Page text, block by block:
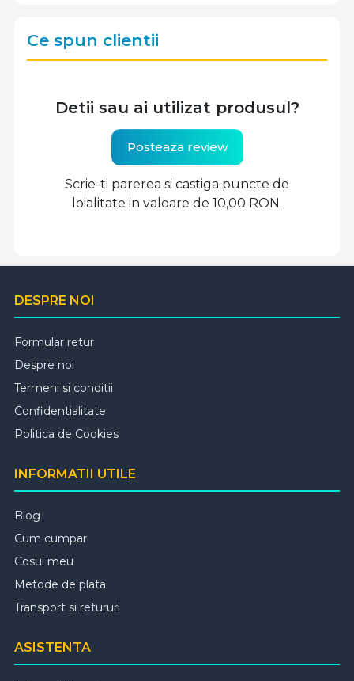
Ce spun clientii
Detii sau ai utilizat produsul?
Posteaza review
Scrie-ti parerea si castiga puncte de
loialitate in valoare de 10,00 RON.
DESPRE NOI
Formular retur
Despre noi
Termeni si conditii
Confidentialitate
Politica de Cookies
INFORMATII UTILE
Blog
Cum cumpar
Cosul meu
Metode de plata
Transport si retururi
ASISTENTA